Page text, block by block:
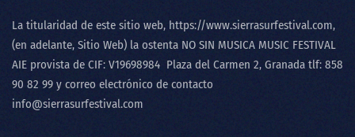
La titularidad de este sitio web, https://www.sierrasurfestival.com,
(en adelante, Sitio Web) la ostenta NO SIN MUSICA MUSIC FESTIVAL
AIE provista de CIF: V19698984 Plaza del Carmen 2, Granada tlf: 858
90 82 99 y correo electrónico de contacto
info@sierrasurfestival.com